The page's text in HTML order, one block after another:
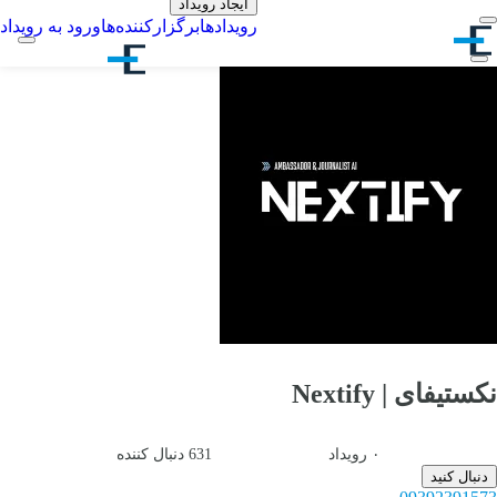
ایجاد رویداد
رویدادهابرگزارکننده‌هاورود به رویداد
نکستیفای | Nextify
۰ رویداد 631 دنبال کننده
دنبال کنید